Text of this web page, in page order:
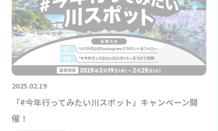
2025.02.19
「#今年行ってみたい川スポット」キャンペーン開
催！